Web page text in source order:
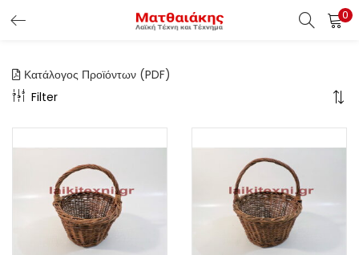
0
Κατάλογος Προϊόντων (PDF)
Filter
ΕΊΣΟΔΟΣ ΠΕΛΑΤΏΝ
Εισάγετε το Username & Password για την είσοδο σας ώς
πελάτης.
Υπενθύμιση κωδικού